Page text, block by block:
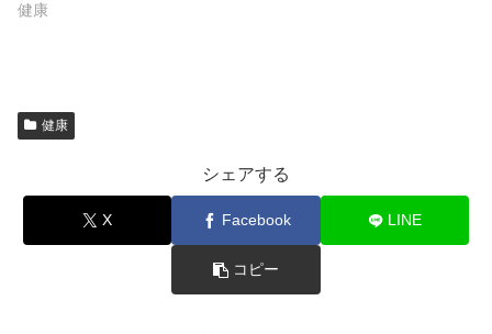
健康
健康
シェアする
X Facebook LINE
コピー